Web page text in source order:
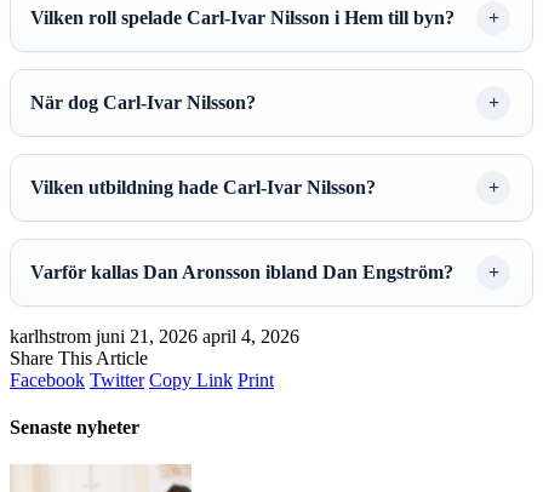
Vilken roll spelade Carl-Ivar Nilsson i Hem till byn?
När dog Carl-Ivar Nilsson?
Vilken utbildning hade Carl-Ivar Nilsson?
Varför kallas Dan Aronsson ibland Dan Engström?
karlhstrom juni 21, 2026 april 4, 2026
Share This Article
Facebook Twitter Copy Link Print
Senaste nyheter